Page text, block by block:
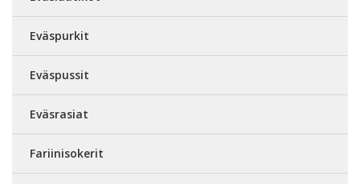
Eväspurkit
Eväspussit
Eväsrasiat
Fariinisokerit